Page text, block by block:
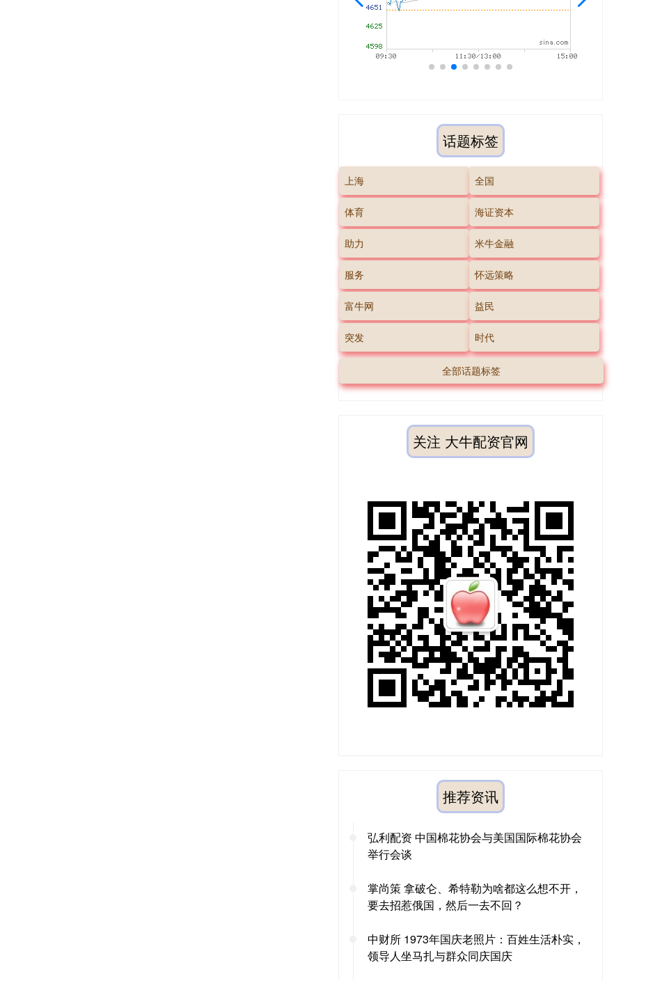
话题标签
上海 全国
体育 海证资本
助力 米牛金融
服务 怀远策略
富牛网 益民
突发 时代
全部话题标签
关注 大牛配资官网
推荐资讯
弘利配资 中国棉花协会与美国国际棉花协会
举行会谈
掌尚策 拿破仑、希特勒为啥都这么想不开，
要去招惹俄国，然后一去不回？
中财所 1973年国庆老照片：百姓生活朴实，
领导人坐马扎与群众同庆国庆